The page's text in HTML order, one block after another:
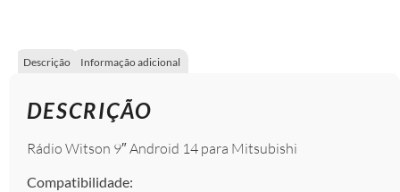
Descrição Informação adicional
DESCRIÇÃO
Rádio Witson 9″ Android 14 para Mitsubishi
Compatibilidade: